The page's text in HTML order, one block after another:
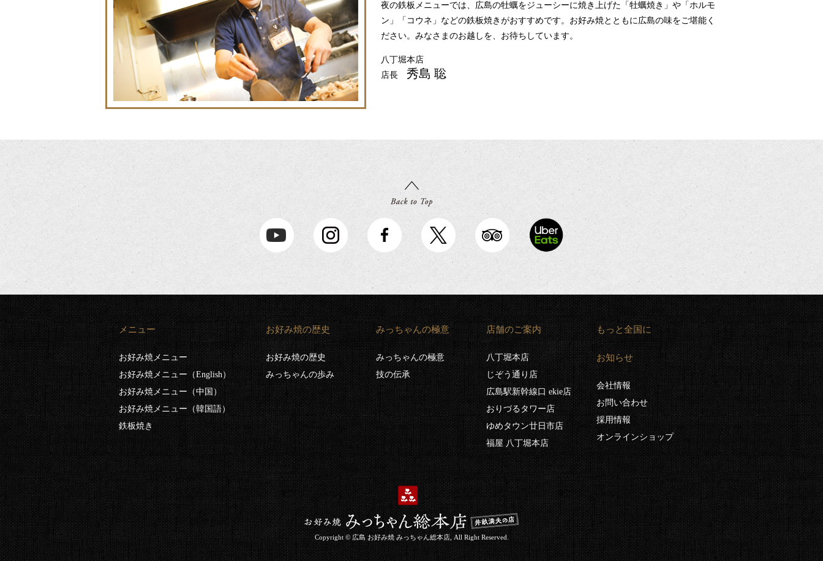
夜の鉄板メニューでは、広島の牡蠣をジューシーに焼き上げた「牡蠣焼き」や「ホルモ
ン」「コウネ」などの鉄板焼きがおすすめです。お好み焼とともに広島の味をご堪能く
ださい。みなさまのお越しを、お待ちしています。
八丁堀本店
店長 秀島 聡
メニュー
お好み焼メニュー
お好み焼メニュー（English）
お好み焼メニュー（中国）
お好み焼メニュー（韓国語）
鉄板焼き
お好み焼の歴史
お好み焼の歴史
みっちゃんの歩み
みっちゃんの極意
みっちゃんの極意
技の伝承
店舗のご案内
八丁堀本店
じぞう通り店
広島駅新幹線口 ekie店
おりづるタワー店
ゆめタウン廿日市店
福屋 八丁堀本店
もっと全国に
お知らせ
会社情報
お問い合わせ
採用情報
オンラインショップ
Copyright © 広島 お好み焼 みっちゃん総本店, All Right Reserved.